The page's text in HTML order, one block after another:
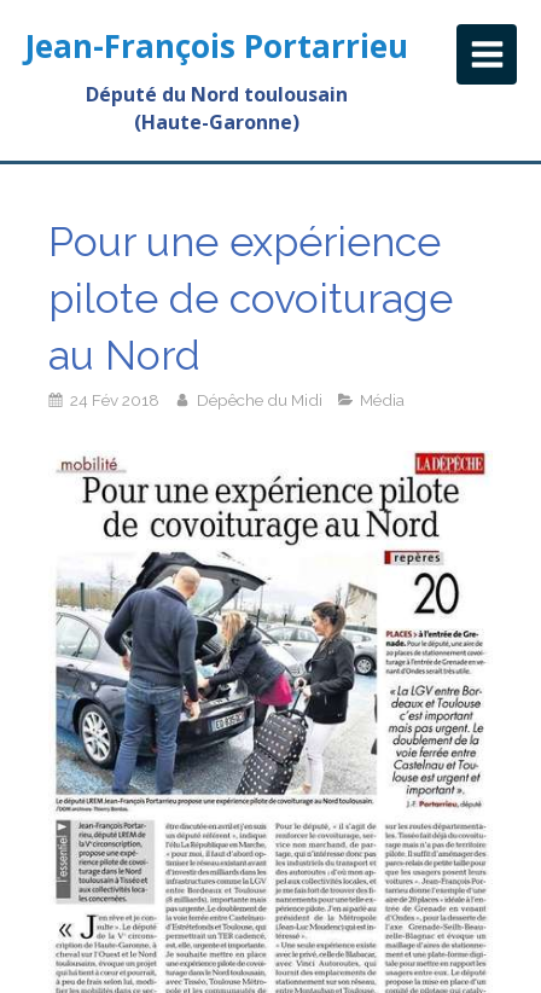
Jean-François Portarrieu
Député du Nord toulousain
(Haute-Garonne)
Pour une expérience
pilote de covoiturage
au Nord
24 Fév 2018 Dépêche du Midi Média